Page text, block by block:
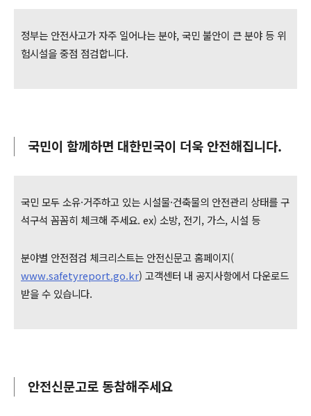
정부는 안전사고가 자주 일어나는 분야, 국민 불안이 큰 분야 등 위
험시설을 중점 점검합니다.
국민이 함께하면 대한민국이 더욱 안전해집니다.
국민 모두 소유·거주하고 있는 시설물·건축물의 안전관리 상태를 구
석구석 꼼꼼히 체크해 주세요. ex) 소방, 전기, 가스, 시설 등
분야별 안전점검 체크리스트는 안전신문고 홈페이지(
www.safetyreport.go.kr) 고객센터 내 공지사항에서 다운로드
받을 수 있습니다.
안전신문고로 동참해주세요